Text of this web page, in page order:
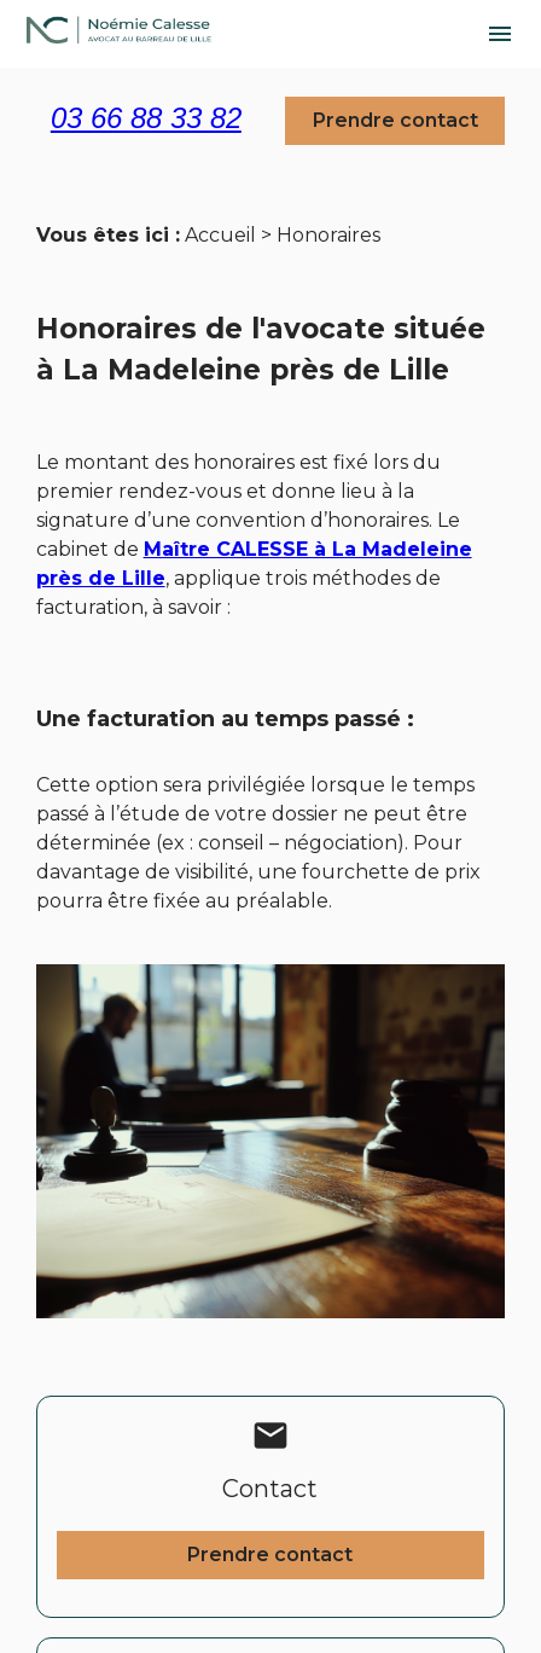
menu
03 66 88 33 82 Prendre contact
Vous êtes ici : Accueil > Honoraires
Honoraires de l'avocate située
à La Madeleine près de Lille
Le montant des honoraires est fixé lors du
premier rendez-vous et donne lieu à la
signature d’une convention d’honoraires. Le
cabinet de Maître CALESSE à La Madeleine
près de Lille, applique trois méthodes de
facturation, à savoir :
Une facturation au temps passé :
Cette option sera privilégiée lorsque le temps
passé à l’étude de votre dossier ne peut être
déterminée (ex : conseil – négociation). Pour
davantage de visibilité, une fourchette de prix
pourra être fixée au préalable.
mail
Contact
Prendre contact
Panneau de gestion des cookies